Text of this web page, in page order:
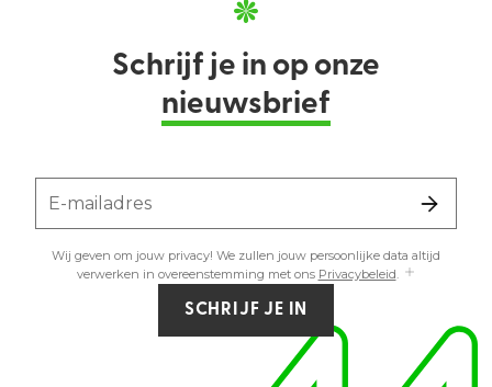
Schrijf je in op onze
nieuwsbrief
E-mailadres
Wij geven om jouw privacy! We zullen jouw persoonlijke data altijd
verwerken in overeenstemming met ons Privacybeleid.
SCHRIJF JE IN